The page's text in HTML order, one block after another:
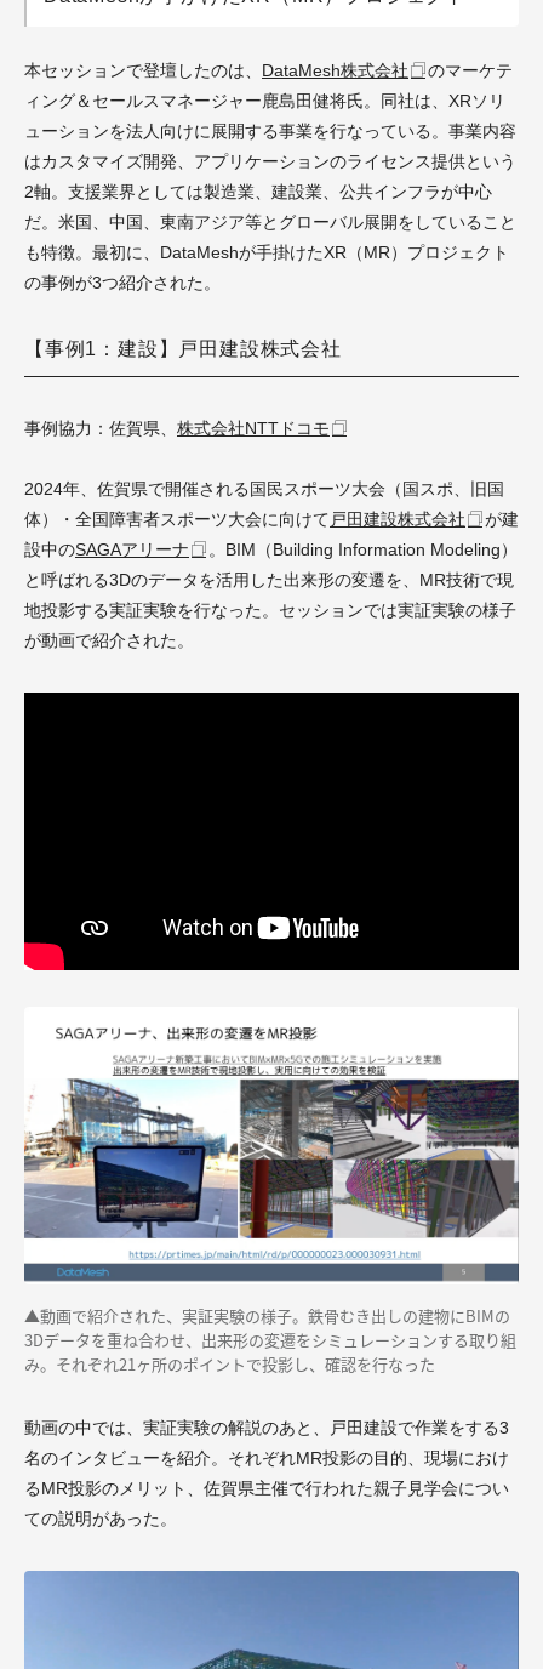
本セッションで登壇したのは、 DataMesh株式会社 のマーケテ
ィング＆セールスマネージャー鹿島田健将氏。同社は、XRソリ
ューションを法人向けに展開する事業を行なっている。事業内容
はカスタマイズ開発、アプリケーションのライセンス提供という
2軸。支援業界としては製造業、建設業、公共インフラが中心
だ。米国、中国、東南アジア等とグローバル展開をしていること
も特徴。最初に、DataMeshが手掛けたXR（MR）プロジェクト
の事例が3つ紹介された。
【事例1：建設】戸田建設株式会社
事例協力：佐賀県、 株式会社NTTドコモ
2024年、佐賀県で開催される国民スポーツ大会（国スポ、旧国
体）・全国障害者スポーツ大会に向けて 戸田建設株式会社 が建
設中のSAGAアリーナ
。BIM（Building Information Modeling）
と呼ばれる3Dのデータを活用した出来形の変遷を、MR技術で現
地投影する実証実験を行なった。セッションでは実証実験の様子
が動画で紹介された。
▲動画で紹介された、実証実験の様子。鉄骨むき出しの建物にBIMの
3Dデータを重ね合わせ、出来形の変遷をシミュレーションする取り組
み。それぞれ21ヶ所のポイントで投影し、確認を行なった
動画の中では、実証実験の解説のあと、戸田建設で作業をする3
名のインタビューを紹介。それぞれMR投影の目的、現場におけ
るMR投影のメリット、佐賀県主催で行われた親子見学会につい
ての説明があった。